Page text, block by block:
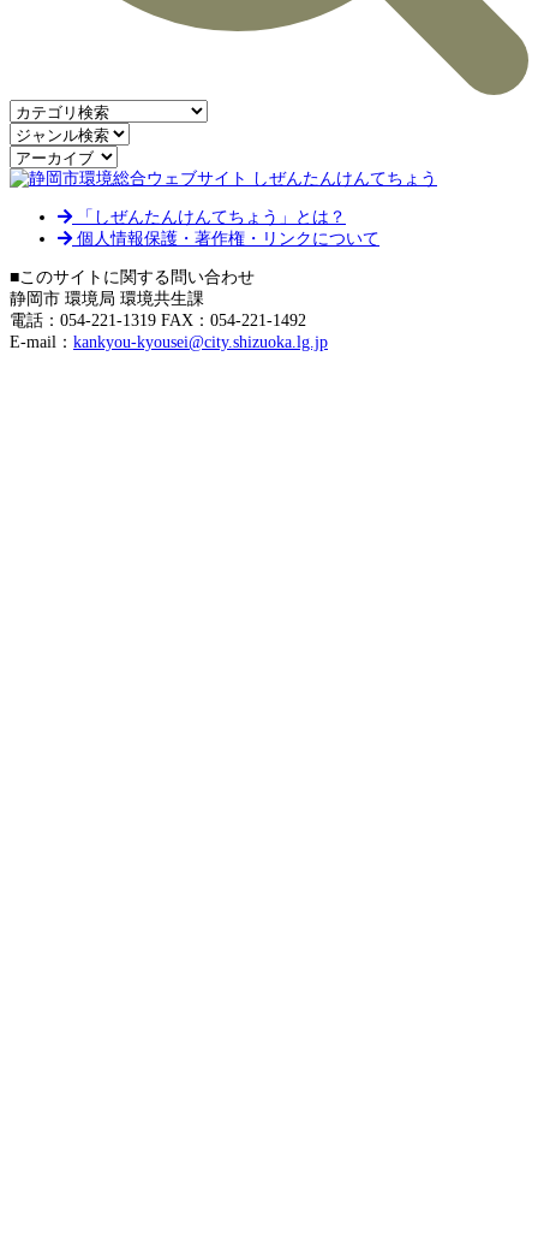
「しぜんたんけんてちょう」とは？
個人情報保護・著作権・リンクについて
■このサイトに関する問い合わせ
静岡市 環境局 環境共生課
電話：054-221-1319 FAX：054-221-1492
E-mail： kankyou-kyousei@city.shizuoka.lg.jp